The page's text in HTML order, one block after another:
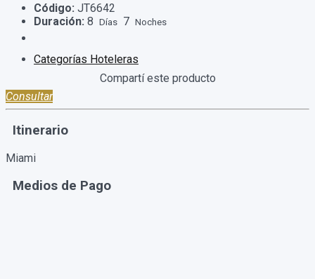
Código: JT6642
Duración: 8 Días 7 Noches
Categorías Hoteleras
Consultar
Itinerario
Miami
Medios de Pago